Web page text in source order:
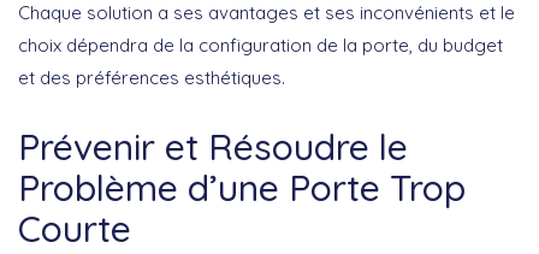
Chaque solution a ses avantages et ses inconvénients et le
choix dépendra de la configuration de la porte, du budget
et des préférences esthétiques.
Prévenir et Résoudre le
Problème d’une Porte Trop
Courte